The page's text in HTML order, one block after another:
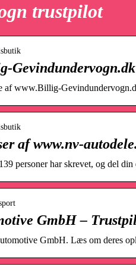
trustpilot
af www.Billig-
af www.nv-
personer har skrevet, og del
GmbH –
GmbH. Læs om deres